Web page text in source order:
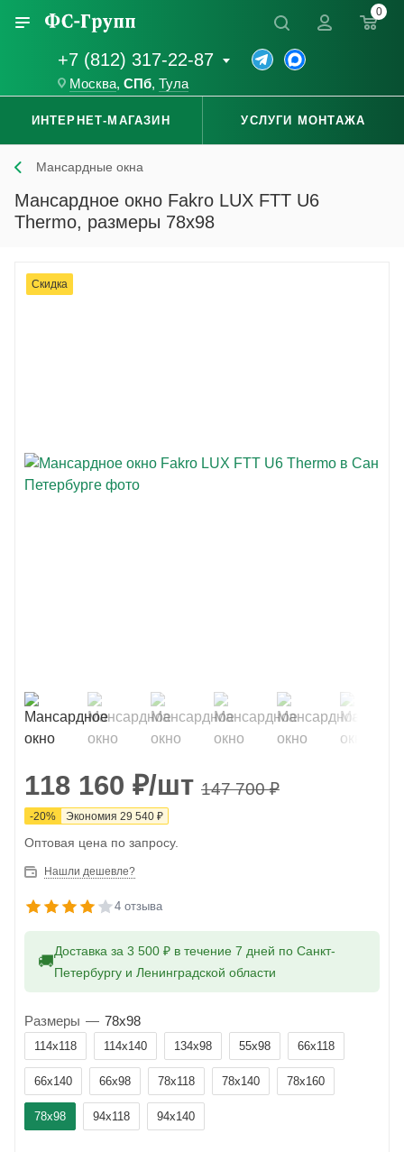
+7 (812) 317-22-87
Москва, СПб, Тула
0
ИНТЕРНЕТ-МАГАЗИН УСЛУГИ МОНТАЖА
Мансардные окна
Мансардное окно Fakro LUX FTT U6
Thermo, размеры 78x98
Скидка
118 160 ₽/шт 147 700₽
-20% Экономия 29 540 ₽
Оптовая цена по запросу.
Нашли дешевле?
4 отзыва
🚚
Доставка за 3 500 ₽ в течение 7 дней по Санкт-
Петербургу и Ленинградской области
Размеры — 78x98
114x118 114x140 134x98 55x98 66x118
66x140 66x98 78x118 78x140 78x160
78x98 94x118 94x140